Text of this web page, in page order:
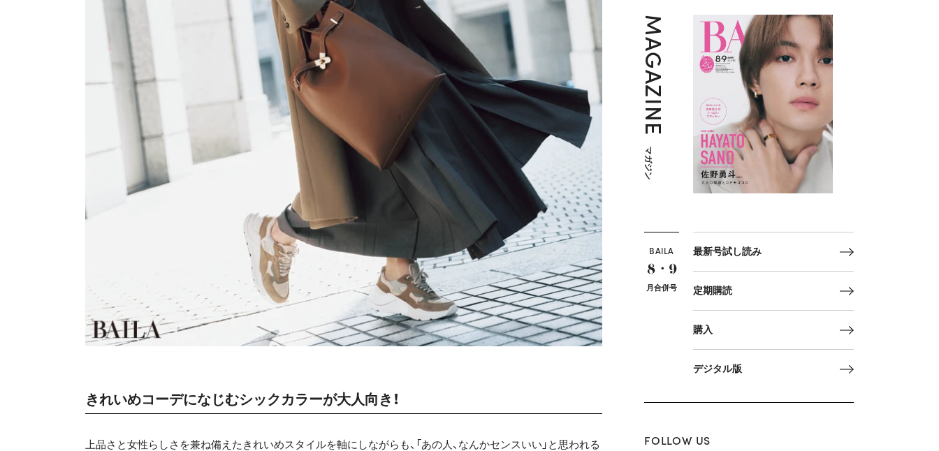
きれいめコーデになじむシックカラーが大人向き！
上品さと女性らしさを兼ね備えたきれいめスタイルを軸にしながらも、「あの人、なんかセンスいい」と思われる
MAGAZINE
マガジン
BAILA
8・9
月合併号
最新号試し読み
定期購読
購入
デジタル版
FOLLOW US